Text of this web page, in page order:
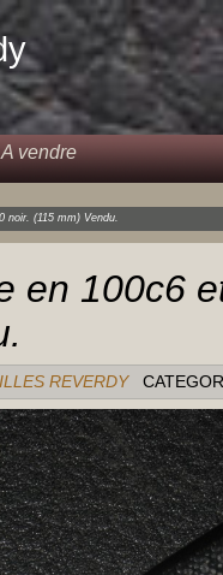
A vendre
noir. (115 mm) Vendu.
en 100c6
REVERDY